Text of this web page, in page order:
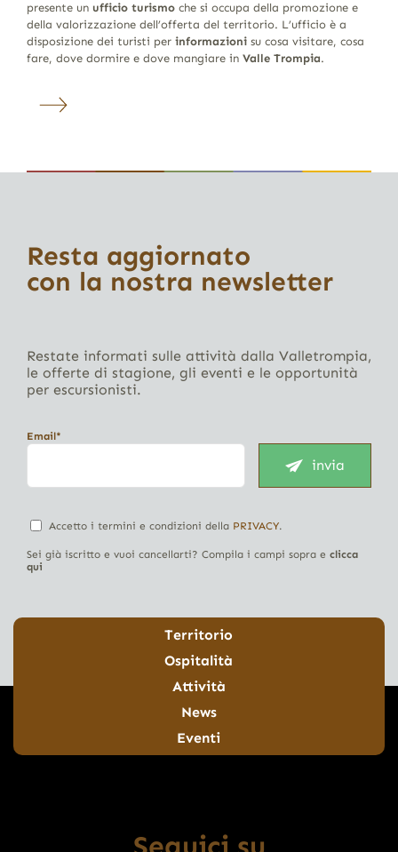
presente un ufficio turismoche si occupa della promozione e
della valorizzazione dell’offerta del territorio. L’ufficio è a
disposizione dei turisti per informazionisu cosa visitare, cosa
fare, dove dormire e dove mangiare in Valle Trompia.
Resta aggiornato
con la nostra newsletter
Restate informati sulle attività dalla Valletrompia,
le offerte di stagione, gli eventi e le opportunità
per escursionisti.
Email*
invia
Accetto i termini e condizioni della PRIVACY.
Sei già iscritto e vuoi cancellarti? Compila i campi sopra e clicca
qui
Territorio
Ospitalità
Attività
News
Eventi